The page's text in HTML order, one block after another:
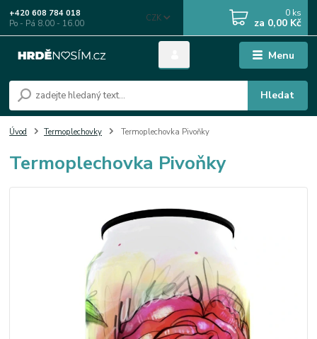
Menu
CZK
Hledat
+420 608 784 018
Po - Pá 8.00 - 16.00
0 ks
za 0,00 Kč
Úvod Termoplechovky Termoplechovka Pivoňky
Termoplechovka Pivoňky